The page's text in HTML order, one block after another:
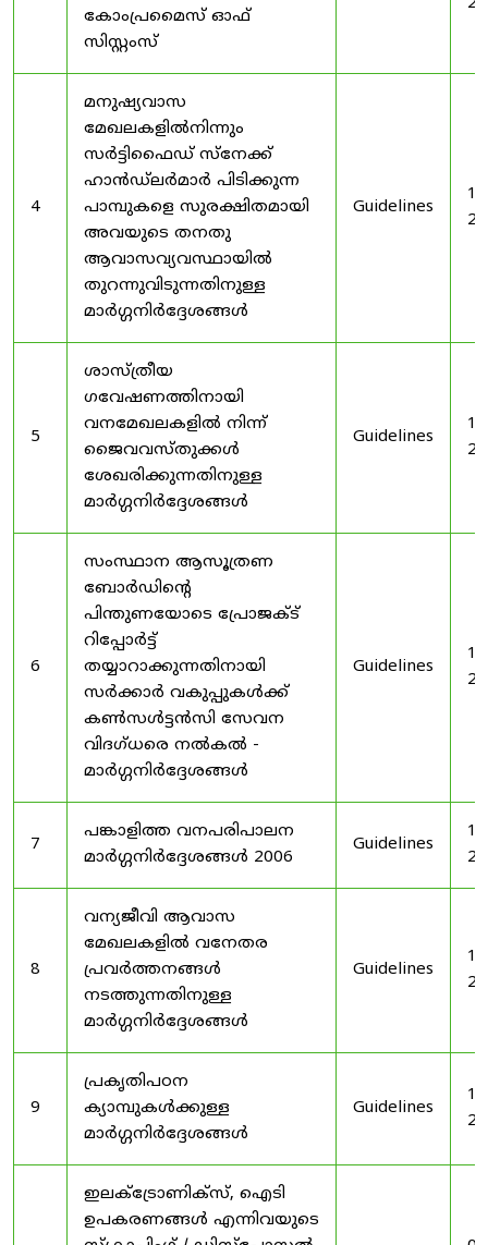
കോംപ്രമൈസ് ഓഫ്
സിസ്റ്റംസ്
4
മനുഷ്യവാസ
മേഖലകളിൽനിന്നും
സർട്ടിഫൈഡ് സ്നേക്ക്
ഹാൻഡ്‌ലർമാർ പിടിക്കുന്ന
പാമ്പുകളെ സുരക്ഷിതമായി
അവയുടെ തനതു
ആവാസവ്യവസ്ഥായിൽ
തുറന്നുവിടുന്നതിനുള്ള
മാർഗ്ഗനിർദ്ദേശങ്ങൾ
Guidelines
5
ശാസ്ത്രീയ
ഗവേഷണത്തിനായി
വനമേഖലകളിൽ നിന്ന്
ജൈവവസ്തുക്കൾ
ശേഖരിക്കുന്നതിനുള്ള
മാർഗ്ഗനിർദ്ദേശങ്ങൾ
Guidelines
6
സംസ്ഥാന ആസൂത്രണ
ബോർഡിൻ്റെ
പിന്തുണയോടെ പ്രോജക്ട്
റിപ്പോർട്ട്
തയ്യാറാക്കുന്നതിനായി
സർക്കാർ വകുപ്പുകൾക്ക്
കൺസൾട്ടൻസി സേവന
വിദഗ്ധരെ നൽകൽ -
മാർഗ്ഗനിർദ്ദേശങ്ങൾ
Guidelines
7
പങ്കാളിത്ത വനപരിപാലന
മാർഗ്ഗനിർദ്ദേശങ്ങൾ 2006
Guidelines
8
വന്യജീവി ആവാസ
മേഖലകളിൽ വനേതര
പ്രവർത്തനങ്ങൾ
നടത്തുന്നതിനുള്ള
മാർഗ്ഗനിർദ്ദേശങ്ങൾ
Guidelines
9
പ്രകൃതിപഠന
ക്യാമ്പുകൾക്കുള്ള
മാർഗ്ഗനിർദ്ദേശങ്ങൾ
Guidelines
ഇലക്‌ട്രോണിക്‌സ്, ഐടി
ഉപകരണങ്ങൾ എന്നിവയുടെ